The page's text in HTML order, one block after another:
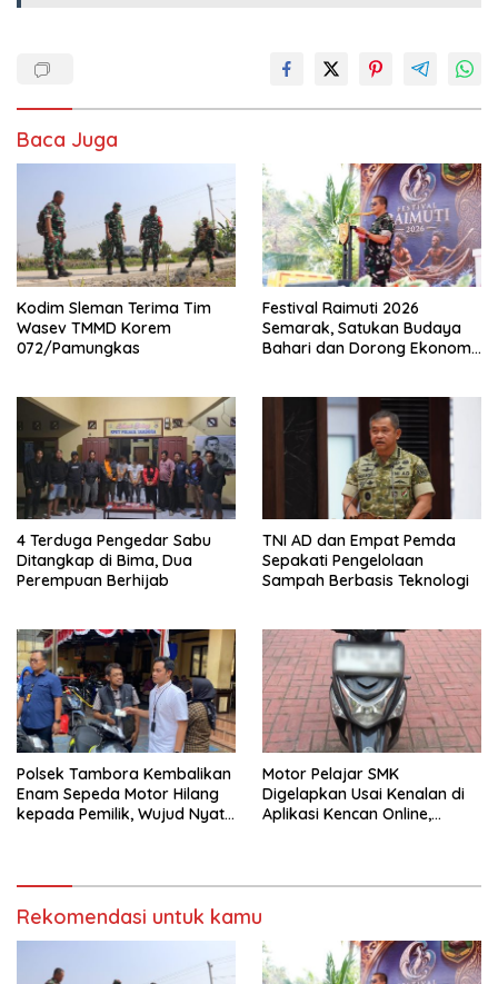
Baca Juga
Kodim Sleman Terima Tim
Wasev TMMD Korem
072/Pamungkas
Festival Raimuti 2026
Semarak, Satukan Budaya
Bahari dan Dorong Ekonomi
4 Terduga Pengedar Sabu
Ditangkap di Bima, Dua
Perempuan Berhijab
TNI AD dan Empat Pemda
Sepakati Pengelolaan
Sampah Berbasis Teknologi
Polsek Tambora Kembalikan
Enam Sepeda Motor Hilang
kepada Pemilik, Wujud Nyata
Motor Pelajar SMK
Digelapkan Usai Kenalan di
Aplikasi Kencan Online,
Rekomendasi untuk kamu